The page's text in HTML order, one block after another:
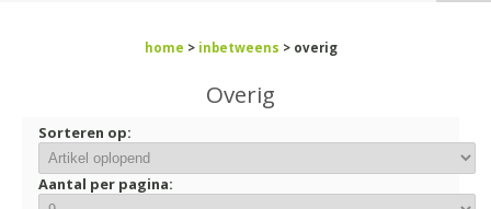
home > inbetweens > overig
Overig
Sorteren op:
Aantal per pagina: